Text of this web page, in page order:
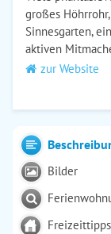
großes
Sinnesgarten,
aktiven
zur Website
Bilder
Freizeittipps